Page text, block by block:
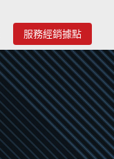
服務經銷據點